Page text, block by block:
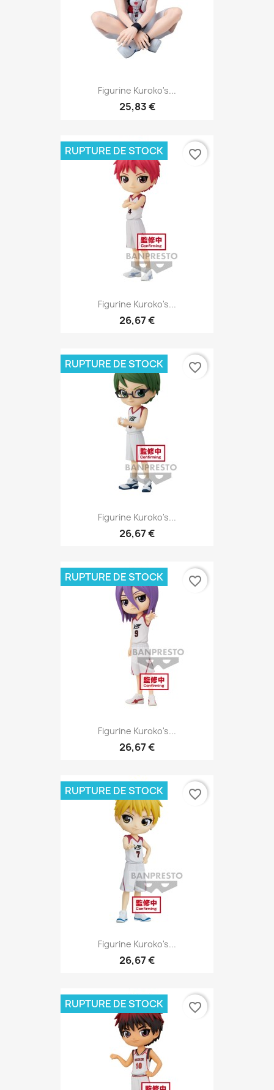
Figurine Kuroko's...
25,83 €
Figurine Kuroko's...
26,67 €
RUPTURE DE STOCK favorite_border
Figurine Kuroko's...
26,67 €
RUPTURE DE STOCK favorite_border
Figurine Kuroko's...
26,67 €
RUPTURE DE STOCK favorite_border
Figurine Kuroko's...
26,67 €
RUPTURE DE STOCK favorite_border
RUPTURE DE STOCK favorite_border